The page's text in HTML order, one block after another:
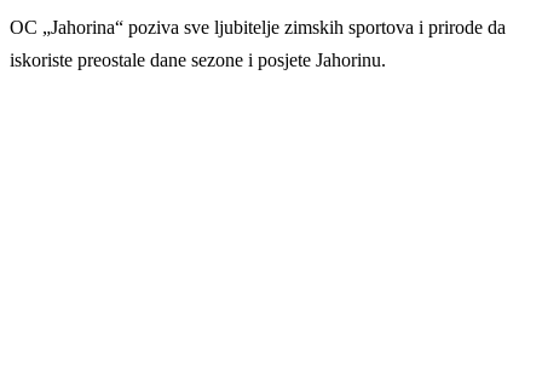
OC „Jahorina“ poziva sve ljubitelje zimskih sportova i prirode da
iskoriste preostale dane sezone i posjete Jahorinu.